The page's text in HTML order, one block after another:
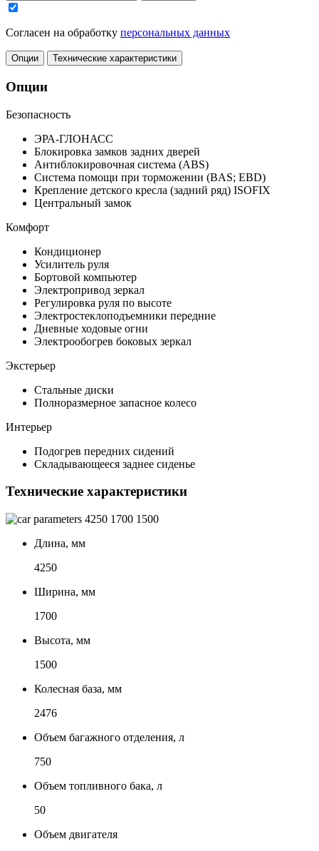
Согласен на обработку персональных данных
Опции Технические характеристики
Опции
Безопасность
ЭРА-ГЛОНАСС
Блокировка замков задних дверей
Антиблокировочная система (ABS)
Система помощи при торможении (BAS; EBD)
Крепление детского кресла (задний ряд) ISOFIX
Центральный замок
Комфорт
Кондиционер
Усилитель руля
Бортовой компьютер
Электропривод зеркал
Регулировка руля по высоте
Электростеклоподъемники передние
Дневные ходовые огни
Электрообогрев боковых зеркал
Экстерьер
Стальные диски
Полноразмерное запасное колесо
Интерьер
Подогрев передних сидений
Складывающееся заднее сиденье
Технические характеристики
4250 1700 1500
Длина, мм
4250
Ширина, мм
1700
Высота, мм
1500
Колесная база, мм
2476
Объем багажного отделения, л
750
Объем топливного бака, л
50
Объем двигателя